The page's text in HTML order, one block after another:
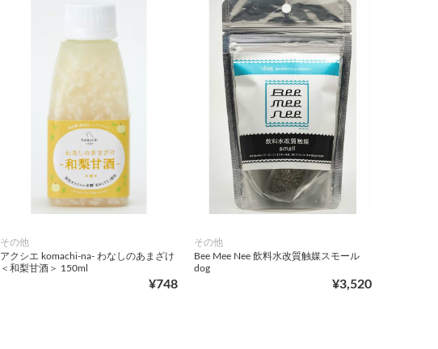
その他
アクシエ komachi-na- わなしのあまざけ
＜和梨甘酒＞ 150ml
¥748
その他
Bee Mee Nee 飲料水改質触媒スモール
dog
¥3,520